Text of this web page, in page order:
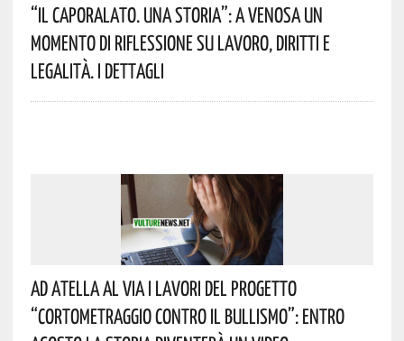
“Il Caporalato. Una Storia”: A Venosa Un
Momento Di Riflessione Su Lavoro, Diritti E
Legalità. I Dettagli
Ad Atella Al Via I Lavori Del Progetto
“Cortometraggio Contro Il Bullismo”: Entro